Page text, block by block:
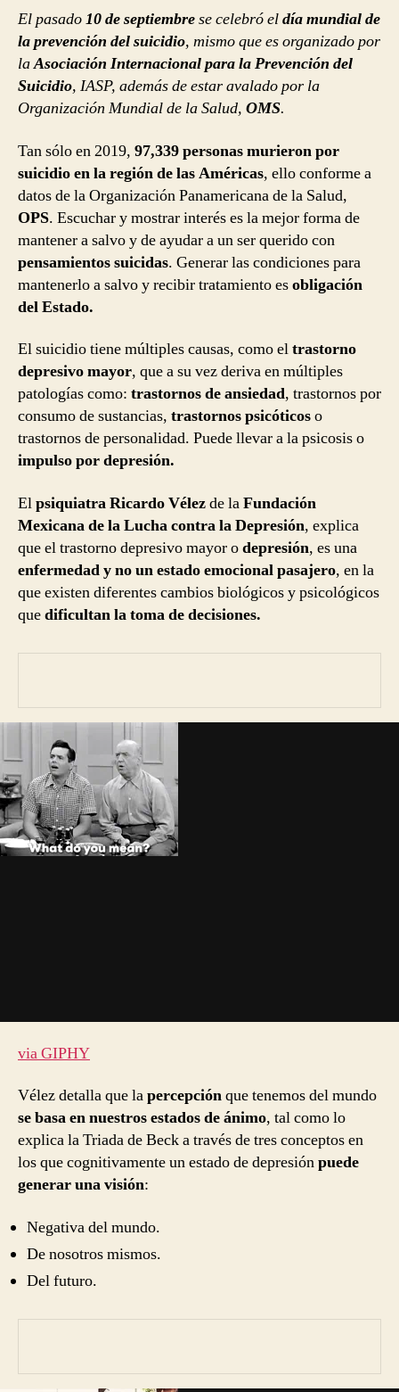
El pasado10 de septiembrese celebró eldía mundial de
la prevención del suicidio, mismo que es organizado por
laAsociación Internacional para la Prevención del
Suicidio, IASP, además de estar avalado por la
Organización Mundial de la Salud, OMS.
Tan sólo en 2019, 97,339 personas murieron por
suicidio en la región de las Américas, ello conforme a
datos de la Organización Panamericana de la Salud,
OPS. Escuchar y mostrar interés es la mejor forma de
mantener a salvo y de ayudar a un ser querido con
pensamientos suicidas. Generar las condiciones para
mantenerlo a salvo y recibir tratamiento esobligación
del Estado.
El suicidio tiene múltiples causas, como eltrastorno
depresivo mayor, que a su vez deriva en múltiples
patologías como: trastornos de ansiedad, trastornos por
consumo de sustancias, trastornos psicóticoso
trastornos de personalidad. Puede llevar a la psicosis o
impulso por depresión.
Elpsiquiatra Ricardo Vélezde laFundación
Mexicana de la Lucha contra la Depresión, explica
que el trastorno depresivo mayor odepresión, es una
enfermedad y no un estado emocional pasajero, en la
que existen diferentes cambios biológicos y psicológicos
quedificultan la toma de decisiones.
via GIPHY
Vélez detalla que lapercepciónque tenemos del mundo
se basa en nuestros estados de ánimo, tal como lo
explica la Triada de Beck a través de tres conceptos en
los que cognitivamente un estado de depresiónpuede
generar una visión:
Negativa del mundo.
De nosotros mismos.
Del futuro.